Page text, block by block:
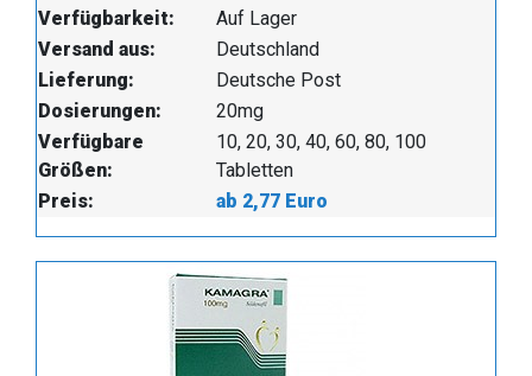
Verfügbarkeit:
Auf Lager
Versand aus:
Deutschland
Lieferung:
Deutsche Post
Dosierungen:
20mg
Verfügbare
Größen:
10, 20, 30, 40, 60, 80, 100
Tabletten
Preis:
ab 2,77 Euro